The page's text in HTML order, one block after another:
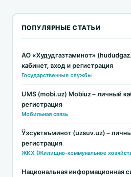
ПОПУЛЯРНЫЕ СТАТЬИ
АО «Худудгазтаминот»
кабинет, вход и регистрация
Государственные службы
UMS (mobi.uz) Mobiuz – личный
регистрация
Мобильная связь
Ўзсувтаъминот (uzsuv.uz) –
регистрация
ЖКХ (Жилищно-коммунальное
Национальная информационная